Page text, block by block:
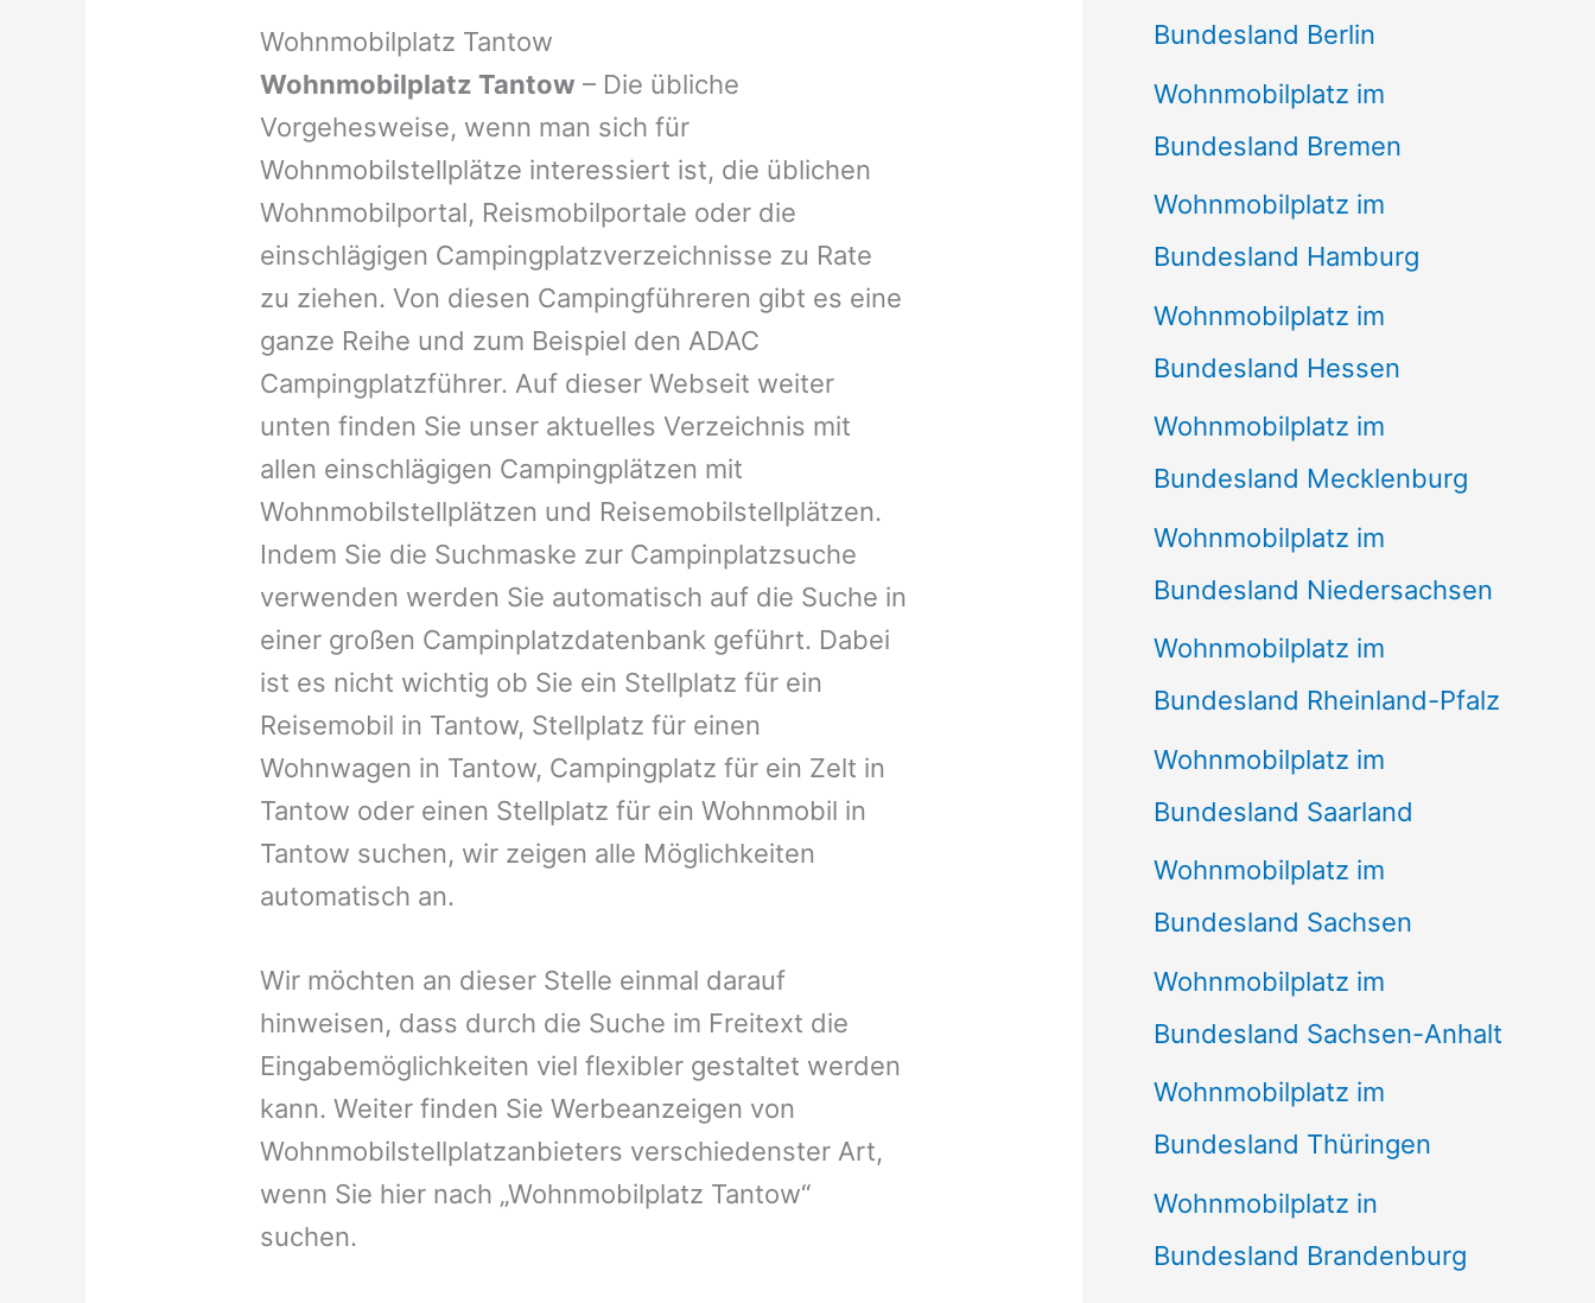
Wohnmobilplatz Tantow
Wohnmobilplatz Tantow – Die übliche
Vorgehesweise, wenn man sich für
Wohnmobilstellplätze interessiert ist, die üblichen
Wohnmobilportal, Reismobilportale oder die
einschlägigen Campingplatzverzeichnisse zu Rate
zu ziehen. Von diesen Campingführeren gibt es eine
ganze Reihe und zum Beispiel den ADAC
Campingplatzführer. Auf dieser Webseit weiter
unten finden Sie unser aktuelles Verzeichnis mit
allen einschlägigen Campingplätzen mit
Wohnmobilstellplätzen und Reisemobilstellplätzen.
Indem Sie die Suchmaske zur Campinplatzsuche
verwenden werden Sie automatisch auf die Suche in
einer großen Campinplatzdatenbank geführt. Dabei
ist es nicht wichtig ob Sie ein Stellplatz für ein
Reisemobil in Tantow, Stellplatz für einen
Wohnwagen in Tantow, Campingplatz für ein Zelt in
Tantow oder einen Stellplatz für ein Wohnmobil in
Tantow suchen, wir zeigen alle Möglichkeiten
automatisch an.
Wir möchten an dieser Stelle einmal darauf
hinweisen, dass durch die Suche im Freitext die
Eingabemöglichkeiten viel flexibler gestaltet werden
kann. Weiter finden Sie Werbeanzeigen von
Wohnmobilstellplatzanbieters verschiedenster Art,
wenn Sie hier nach „Wohnmobilplatz Tantow“
suchen.
Bundesland Berlin
Wohnmobilplatz im
Bundesland Bremen
Wohnmobilplatz im
Bundesland Hamburg
Wohnmobilplatz im
Bundesland Hessen
Wohnmobilplatz im
Bundesland Mecklenburg
Wohnmobilplatz im
Bundesland Niedersachsen
Wohnmobilplatz im
Bundesland Rheinland-Pfalz
Wohnmobilplatz im
Bundesland Saarland
Wohnmobilplatz im
Bundesland Sachsen
Wohnmobilplatz im
Bundesland Sachsen-Anhalt
Wohnmobilplatz im
Bundesland Thüringen
Wohnmobilplatz in
Bundesland Brandenburg